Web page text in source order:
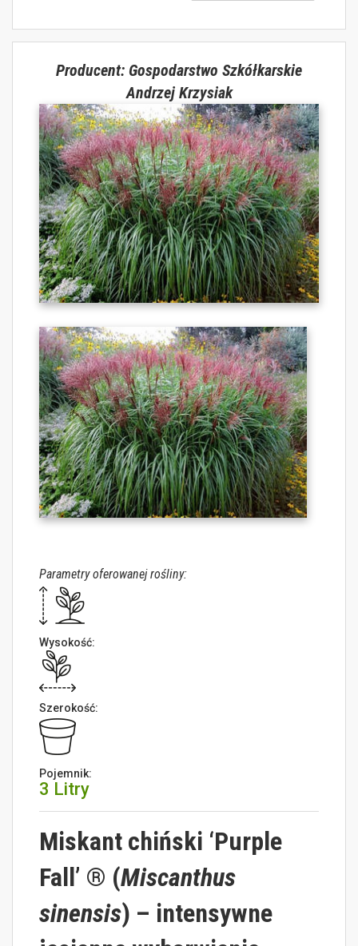
Producent: Gospodarstwo Szkółkarskie
Andrzej Krzysiak
Parametry oferowanej rośliny:
Wysokość:
Szerokość:
Pojemnik:
3 Litry
Miskant chiński ‘Purple
Fall’ ® (Miscanthus
sinensis) – intensywne